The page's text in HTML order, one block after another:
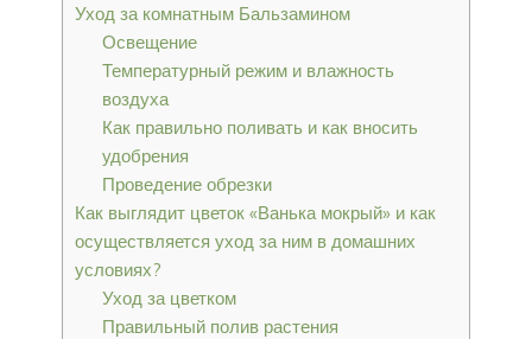
Уход за комнатным Бальзамином
Освещение
Температурный режим и влажность
воздуха
Как правильно поливать и как вносить
удобрения
Проведение обрезки
Как выглядит цветок «Ванька мокрый» и как
осуществляется уход за ним в домашних
условиях?
Уход за цветком
Правильный полив растения